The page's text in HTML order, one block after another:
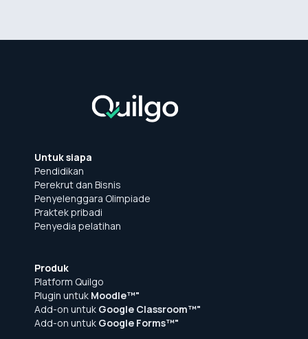
Untuk siapa
Pendidikan
Perekrut dan Bisnis
Penyelenggara Olimpiade
Praktek pribadi
Penyedia pelatihan
Produk
Platform Quilgo
Plugin untuk Moodle™"
Add-on untuk Google Classroom™"
Add-on untuk Google Forms™"